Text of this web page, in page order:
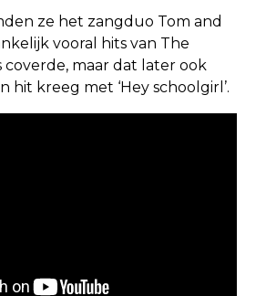
ze het zangduo Tom and
vooral hits van The
maar dat later ook
hit kreeg met ‘Hey schoolgirl’.